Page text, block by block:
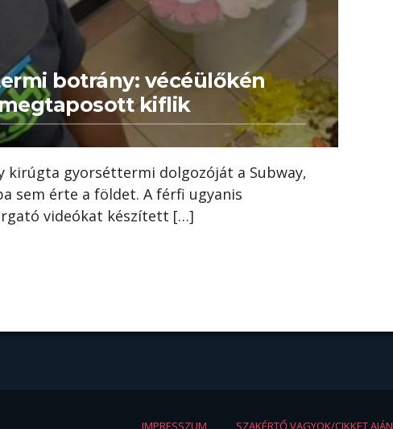
botrány: vécéülőkén
kiflik
kirúgta gyorséttermi dolgozóját a Subway,
sem érte a földet. A férfi ugyanis
videókat készített […]
SZAKÉRTŐ VAGYOK/CIKKET
IMPRESSZUM